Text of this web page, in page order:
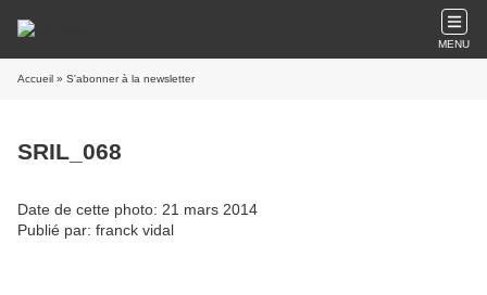
MENU
Accueil » S'abonner à la newsletter
SRIL_068
Date de cette photo: 21 mars 2014
Publié par: franck vidal